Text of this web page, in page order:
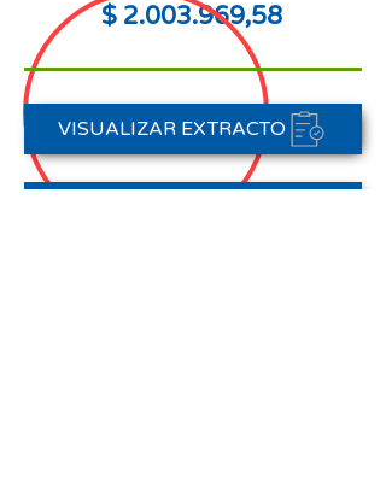
$ 2.003.969,58
VISUALIZAR EXTRACTO